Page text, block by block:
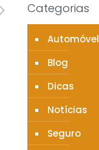
Categorias
Automóvel
Blog
Dicas
Notícias
Seguro